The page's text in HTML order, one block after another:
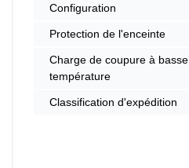
Configuration
Protection de l'enceinte
Charge de coupure à basse
température
Classification d'expédition